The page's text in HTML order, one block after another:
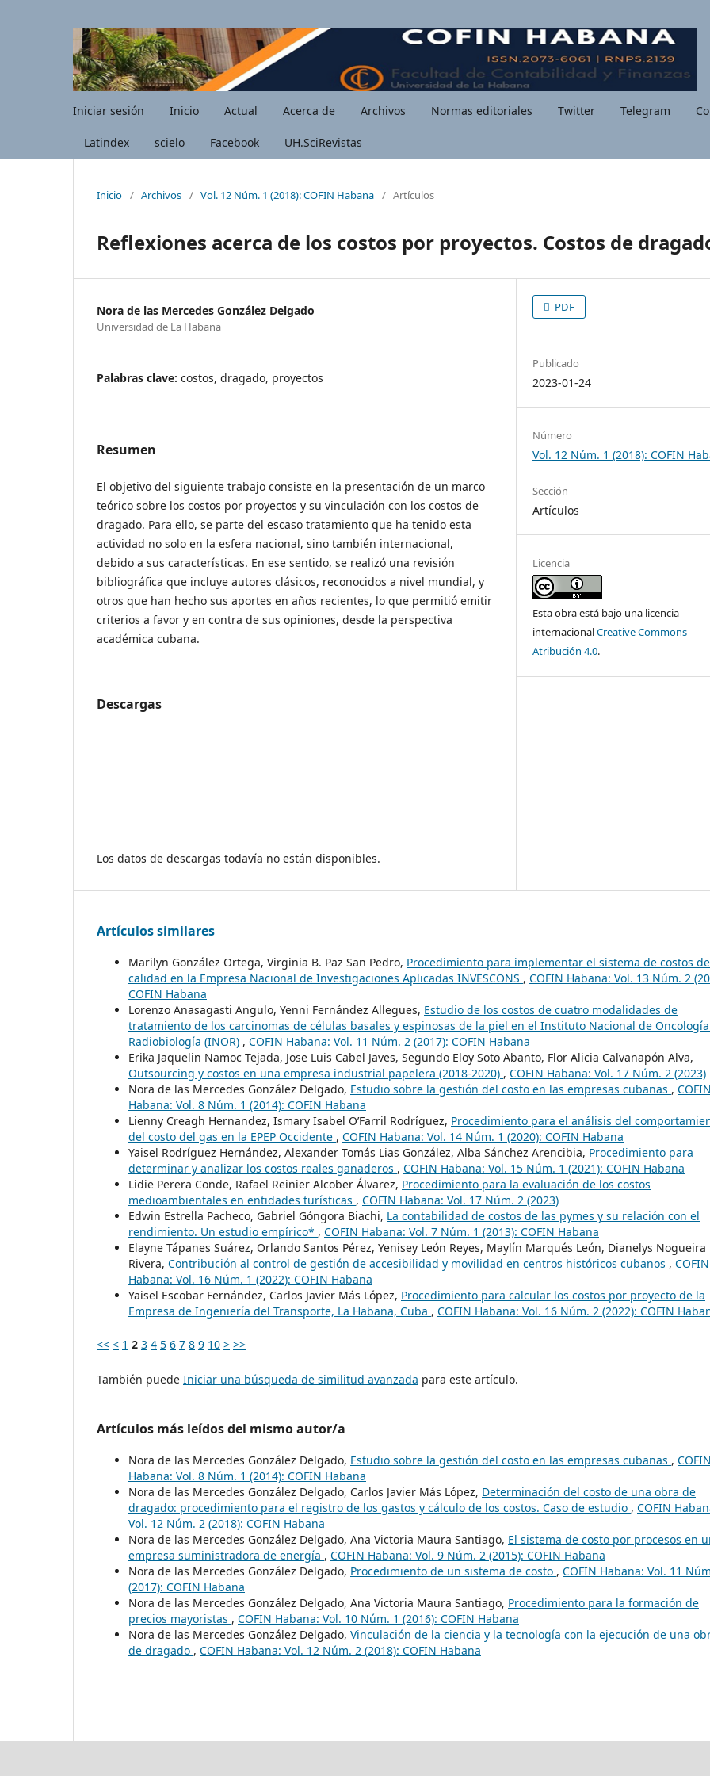
Iniciar sesión Inicio Actual Acerca de Archivos Normas editoriales Twitter Telegram
Latindex scielo Facebook UH.SciRevistas
Inicio / Archivos / Vol. 12 Núm. 1 (2018): COFIN Habana / Artículos
Reflexiones acerca de los costos por proyectos. Costos de
Nora de las Mercedes González Delgado
Universidad de La Habana
Palabras clave: costos, dragado, proyectos
Resumen
El objetivo del siguiente trabajo consiste en la presentación de un marco
teórico sobre los costos por proyectos y su vinculación con los costos de
dragado. Para ello, se parte del escaso tratamiento que ha tenido esta
actividad no solo en la esfera nacional, sino también internacional,
debido a sus características. En ese sentido, se realizó una revisión
bibliográfica que incluye autores clásicos, reconocidos a nivel mundial, y
otros que han hecho sus aportes en años recientes, lo que permitió emitir
criterios a favor y en contra de sus opiniones, desde la perspectiva
académica cubana.
Descargas
Los datos de descargas todavía no están disponibles.
PDF
Publicado
2023-01-24
Número
Vol. 12 Núm. 1 (2018): COFIN
Sección
Artículos
Licencia
Esta obra está bajo una licencia
internacionalCreative Commons
Atribución 4.0.
Artículos similares
Marilyn González Ortega, Virginia B. Paz San Pedro, Procedimiento para implementar el sistema de costos
calidad en la Empresa Nacional de Investigaciones Aplicadas INVESCONS , COFIN Habana: Vol. 13 Núm. 2
COFIN Habana
Lorenzo Anasagasti Angulo, Yenni Fernández Allegues, Estudio de los costos de cuatro modalidades de
tratamiento de los carcinomas de células basales y espinosas de la piel en el Instituto Nacional de
Radiobiología (INOR) , COFIN Habana: Vol. 11 Núm. 2 (2017): COFIN Habana
Erika Jaquelin Namoc Tejada, Jose Luis Cabel Javes, Segundo Eloy Soto Abanto, Flor Alicia Calvanapón Alva,
Outsourcing y costos en una empresa industrial papelera (2018-2020) , COFIN Habana: Vol. 17 Núm. 2 (2023)
Nora de las Mercedes González Delgado, Estudio sobre la gestión del costo en las empresas cubanas , COFIN
Habana: Vol. 8 Núm. 1 (2014): COFIN Habana
Lienny Creagh Hernandez, Ismary Isabel O’Farril Rodríguez, Procedimiento para el análisis del
del costo del gas en la EPEP Occidente , COFIN Habana: Vol. 14 Núm. 1 (2020): COFIN Habana
Yaisel Rodríguez Hernández, Alexander Tomás Lias González, Alba Sánchez Arencibia, Procedimiento para
determinar y analizar los costos reales ganaderos , COFIN Habana: Vol. 15 Núm. 1 (2021): COFIN Habana
Lidie Perera Conde, Rafael Reinier Alcober Álvarez, Procedimiento para la evaluación de los costos
medioambientales en entidades turísticas , COFIN Habana: Vol. 17 Núm. 2 (2023)
Edwin Estrella Pacheco, Gabriel Góngora Biachi, La contabilidad de costos de las pymes y su relación con el
rendimiento. Un estudio empírico* , COFIN Habana: Vol. 7 Núm. 1 (2013): COFIN Habana
Elayne Tápanes Suárez, Orlando Santos Pérez, Yenisey León Reyes, Maylín Marqués León, Dianelys Nogueira
Rivera, Contribución al control de gestión de accesibilidad y movilidad en centros históricos cubanos , COFIN
Habana: Vol. 16 Núm. 1 (2022): COFIN Habana
Yaisel Escobar Fernández, Carlos Javier Más López, Procedimiento para calcular los costos por proyecto de la
Empresa de Ingeniería del Transporte, La Habana, Cuba , COFIN Habana: Vol. 16 Núm. 2 (2022): COFIN
<< < 1 2 3 4 5 6 7 8 9 10 > >>
También puede Iniciar una búsqueda de similitud avanzada para este artículo.
Artículos más leídos del mismo autor/a
Nora de las Mercedes González Delgado, Estudio sobre la gestión del costo en las empresas cubanas , COFIN
Habana: Vol. 8 Núm. 1 (2014): COFIN Habana
Nora de las Mercedes González Delgado, Carlos Javier Más López, Determinación del costo de una obra de
dragado: procedimiento para el registro de los gastos y cálculo de los costos. Caso de estudio , COFIN
Vol. 12 Núm. 2 (2018): COFIN Habana
Nora de las Mercedes González Delgado, Ana Victoria Maura Santiago, El sistema de costo por procesos en
empresa suministradora de energía , COFIN Habana: Vol. 9 Núm. 2 (2015): COFIN Habana
Nora de las Mercedes González Delgado, Procedimiento de un sistema de costo , COFIN Habana: Vol. 11
(2017): COFIN Habana
Nora de las Mercedes González Delgado, Ana Victoria Maura Santiago, Procedimiento para la formación de
precios mayoristas , COFIN Habana: Vol. 10 Núm. 1 (2016): COFIN Habana
Nora de las Mercedes González Delgado, Vinculación de la ciencia y la tecnología con la ejecución de una
de dragado , COFIN Habana: Vol. 12 Núm. 2 (2018): COFIN Habana